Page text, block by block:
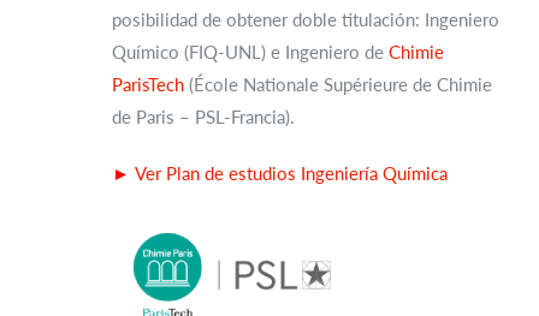
posibilidad de obtener doble titulación: Ingeniero
Químico (FIQ-UNL) e Ingeniero de Chimie
ParisTech (École Nationale Supérieure de Chimie
de Paris – PSL-Francia).
► Ver Plan de estudios Ingeniería Química